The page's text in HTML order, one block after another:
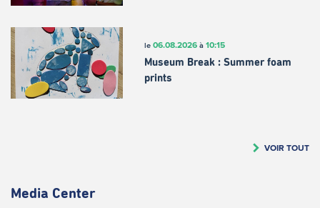
le 06.08.2026à 10:15
Museum Break : Summer foam
prints
VOIR TOUT
Media Center